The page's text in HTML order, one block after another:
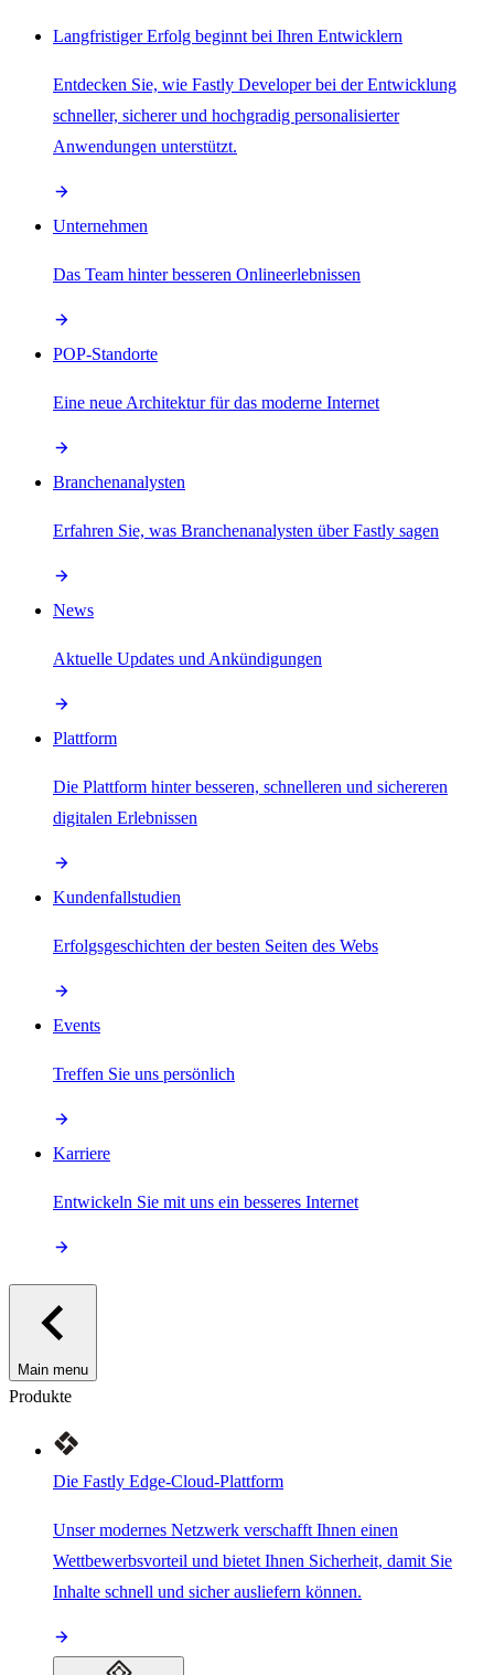
Langfristiger Erfolg beginnt bei Ihren Entwicklern
Entdecken Sie, wie Fastly Developer bei der Entwicklung
schneller, sicherer und hochgradig personalisierter
Anwendungen unterstützt.
Unternehmen
Das Team hinter besseren Onlineerlebnissen
POP-Standorte
Eine neue Architektur für das moderne Internet
Branchenanalysten
Erfahren Sie, was Branchenanalysten über Fastly sagen
News
Aktuelle Updates und Ankündigungen
Plattform
Die Plattform hinter besseren, schnelleren und sichereren
digitalen Erlebnissen
Kundenfallstudien
Erfolgsgeschichten der besten Seiten des Webs
Events
Treffen Sie uns persönlich
Karriere
Entwickeln Sie mit uns ein besseres Internet
Main menu
Produkte
Die Fastly Edge-Cloud-Plattform
Unser modernes Netzwerk verschafft Ihnen einen
Wettbewerbsvorteil und bietet Ihnen Sicherheit, damit Sie
Inhalte schnell und sicher ausliefern können.